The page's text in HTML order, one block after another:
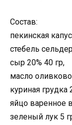
Состав:
пекинская
стебель
сыр 20% 40 гр,
масло
куриная грудка
яйцо варенное
зеленый лук 5